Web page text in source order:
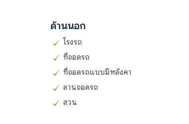
ด้านนอก
โรงรถ
ที่จอดรถ
ที่จอดรถแบบมีหลังคา
ลานจอดรถ
สวน